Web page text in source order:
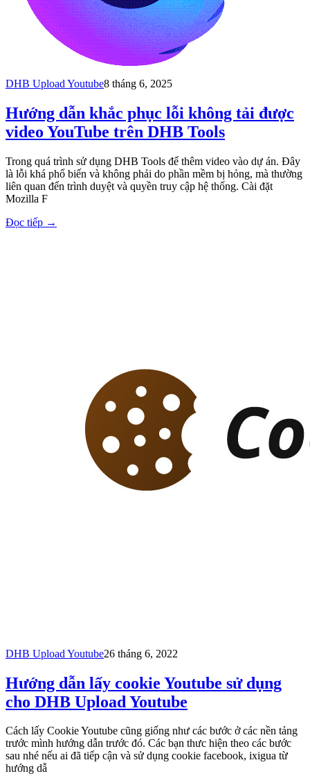
DHB Upload Youtube8 tháng 6, 2025
Hướng dẫn khắc phục lỗi không tải được
video YouTube trên DHB Tools
Trong quá trình sử dụng DHB Tools để thêm video vào dự án. Đây
là lỗi khá phổ biến và không phải do phần mềm bị hỏng, mà thường
liên quan đến trình duyệt và quyền truy cập hệ thống. Cài đặt
Mozilla F
Đọc tiếp →
DHB Upload Youtube26 tháng 6, 2022
Hướng dẫn lấy cookie Youtube sử dụng
cho DHB Upload Youtube
Cách lấy Cookie Youtube cũng giống như các bước ở các nền tảng
trước mình hướng dẫn trước đó. Các bạn thưc hiện theo các bước
sau nhé nếu ai đã tiếp cận và sử dụng cookie facebook, ixigua từ
hướng dẫ